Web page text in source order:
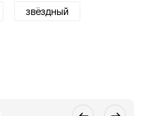
звёздный